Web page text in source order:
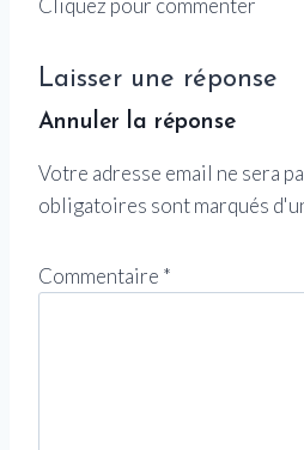
Cliquez pour commenter
Laisser une réponse
Annuler la réponse
Votre adresse email ne sera
obligatoires sont marqués
Commentaire *